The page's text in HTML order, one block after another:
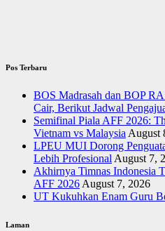
Pos Terbaru
BOS Madrasah dan BOP
Cair, Berikut Jadwal
Semifinal Piala AFF 2026:
Vietnam vs Malaysia August
LPEU MUI Dorong
Lebih Profesional August 7,
Akhirnya Timnas Indonesia
AFF 2026 August 7, 2026
UT Kukuhkan Enam Guru
Laman